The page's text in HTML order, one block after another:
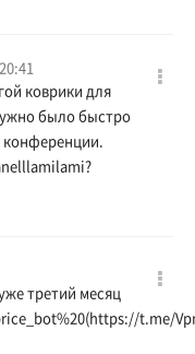
коврики для
было быстро
третий месяц
t.me/